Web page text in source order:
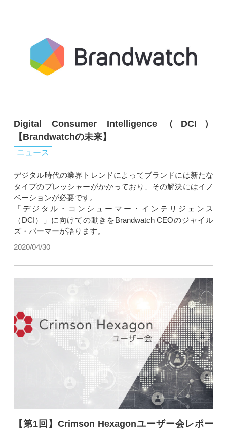
Digital Consumer Intelligence（DCI）
【Brandwatchの未来】
ニュース
デジタル時代の業界トレンドによってブランドには新たな
タイプのプレッシャーがかかっており、その解決にはイノ
ベーションが必要です。
「デジタル・コンシューマー・インテリジェンス
（DCI）」に向けての動きをBrandwatch CEOのジャイル
ズ・パーマーが語ります。
2020/04/30
【第1回】Crimson Hexagonユーザー会レポー